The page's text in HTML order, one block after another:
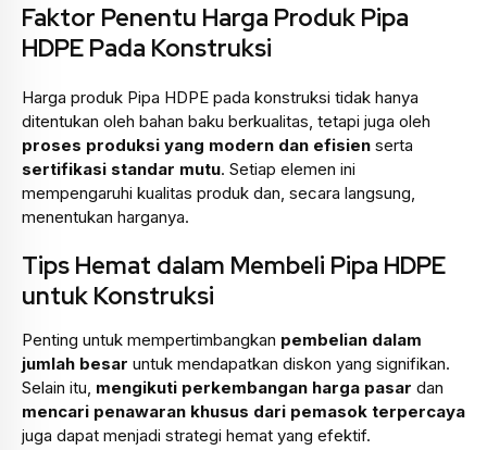
Faktor Penentu Harga Produk Pipa
HDPE Pada Konstruksi
Harga produk Pipa HDPE pada konstruksi tidak hanya
ditentukan oleh bahan baku berkualitas, tetapi juga oleh
proses produksi yang modern dan efisien serta
sertifikasi standar mutu. Setiap elemen ini
mempengaruhi kualitas produk dan, secara langsung,
menentukan harganya.
Tips Hemat dalam Membeli Pipa HDPE
untuk Konstruksi
Penting untuk mempertimbangkan pembelian dalam
jumlah besar untuk mendapatkan diskon yang signifikan.
Selain itu, mengikuti perkembangan harga pasar dan
mencari penawaran khusus dari pemasok terpercaya
juga dapat menjadi strategi hemat yang efektif.